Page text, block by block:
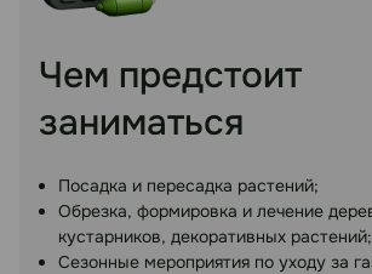
Чем предстоит
заниматься
Посадка и пересадка растений;
Обрезка, формировка и лечение
кустарников, декоративных растений;
Сезонные мероприятия по уходу за